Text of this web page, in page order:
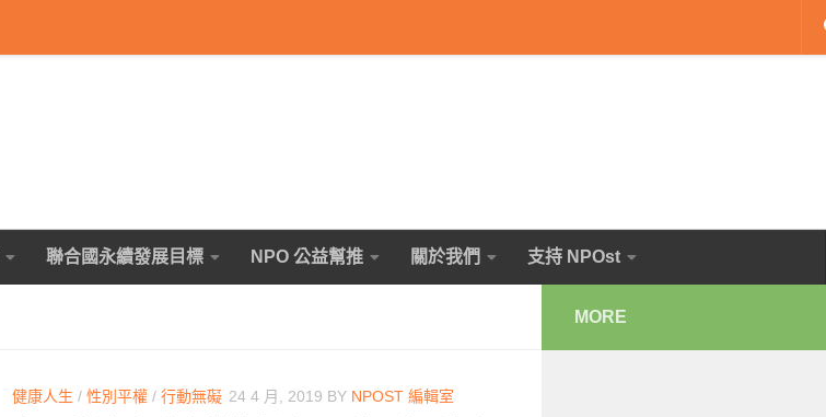
聯合國永續發展目標 NPO 公益幫推 關於我們 支持 NPOst
健康人生 / 性別平權 / 行動無礙 24 4 月, 2019 BY NPOST 編輯室
MORE